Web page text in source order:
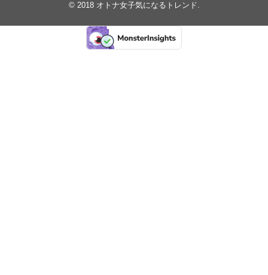
© 2018 オトナ女子気になるトレンド.